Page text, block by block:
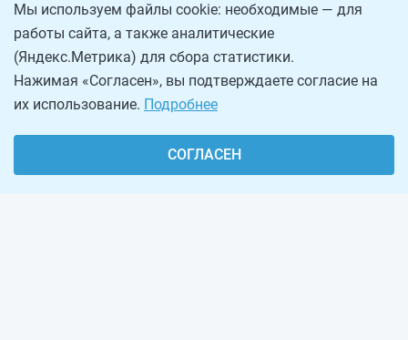
Мы используем файлы cookie: необходимые — для
работы сайта, а также аналитические
(Яндекс.Метрика) для сбора статистики.
Нажимая «Согласен», вы подтверждаете согласие на
их использование. Подробнее
СОГЛАСЕН